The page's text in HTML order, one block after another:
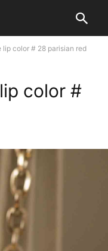
lip color # 28 parisian red
color #